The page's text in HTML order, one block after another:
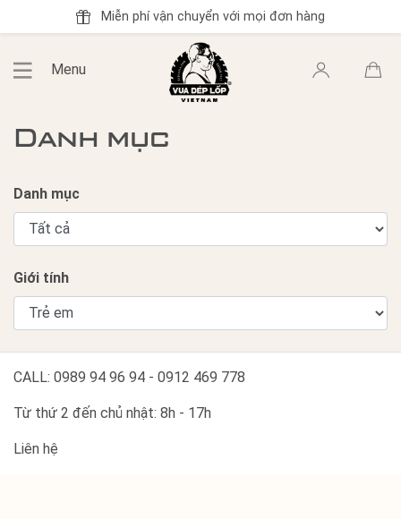
Miễn phí vận chuyển với mọi đơn hàng
Menu
Danh mục
Danh mục
Giới tính
CALL: 0989 94 96 94 - 0912 469 778
Từ thứ 2 đến chủ nhật: 8h - 17h
Liên hệ